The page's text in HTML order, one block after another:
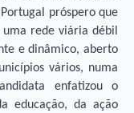
próspero que
rede viária débil
e dinâmico, aberto
vários, numa
enfatizou o
educação, da ação